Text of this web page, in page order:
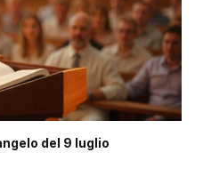
del 9 luglio